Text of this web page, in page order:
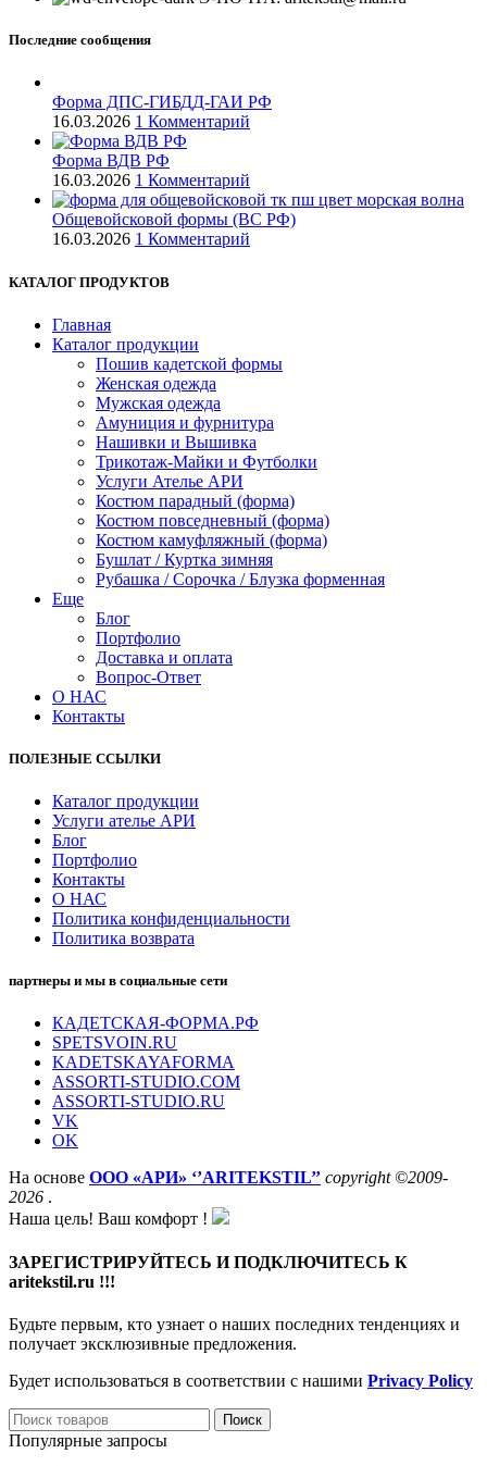
Последние сообщения
Форма ДПС-ГИБДД-ГАИ РФ
16.03.2026 1 Комментарий
Форма ВДВ РФ
16.03.2026 1 Комментарий
Общевойсковой формы (ВС РФ)
16.03.2026 1 Комментарий
КАТАЛОГ ПРОДУКТОВ
Главная
Каталог продукции
Пошив кадетской формы
Женская одежда
Мужская одежда
Амуниция и фурнитура
Нашивки и Вышивка
Трикотаж-Майки и Футболки
Услуги Ателье АРИ
Костюм парадный (форма)
Костюм повседневный (форма)
Костюм камуфляжный (форма)
Бушлат / Куртка зимняя
Рубашка / Сорочка / Блузка форменная
Еще
Блог
Портфолио
Доставка и оплата
Вопрос-Ответ
О НАС
Контакты
ПОЛЕЗНЫЕ ССЫЛКИ
Каталог продукции
Услуги ателье АРИ
Блог
Портфолио
Контакты
О НАС
Политика конфиденциальности
Политика возврата
партнеры и мы в социальные сети
КАДЕТСКАЯ-ФОРМА.РФ
SPETSVOIN.RU
KADETSKAYAFORMA
ASSORTI-STUDIO.COM
ASSORTI-STUDIO.RU
VK
OK
На основе ООО «АРИ» ‘’ARITEKSTIL’’ copyright ©2009-
2026 .
Наша цель! Ваш комфорт !
ЗАРЕГИСТРИРУЙТЕСЬ И ПОДКЛЮЧИТЕСЬ К
aritekstil.ru !!!
Будьте первым, кто узнает о наших последних тенденциях и
получает эксклюзивные предложения.
Будет использоваться в соответствии с нашими Privacy Policy
Поиск
Популярные запросы